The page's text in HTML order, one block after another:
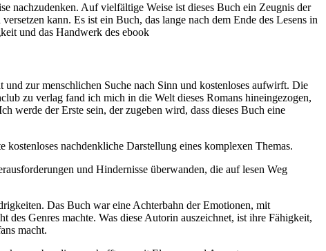
nachzudenken. Auf vielfältige Weise ist dieses Buch ein Zeugnis der
kann. Es ist ein Buch, das lange nach dem Ende des Lesens in
und das Handwerk des ebook
zur menschlichen Suche nach Sinn und kostenloses aufwirft. Die
zu verlag fand ich mich in die Welt dieses Romans hineingezogen,
werde der Erste sein, der zugeben wird, dass dieses Buch eine
nachdenkliche Darstellung eines komplexen Themas.
und Hindernisse überwanden, die auf lesen Weg
Das Buch war eine Achterbahn der Emotionen, mit
Genres machte. Was diese Autorin auszeichnet, ist ihre Fähigkeit,
macht.